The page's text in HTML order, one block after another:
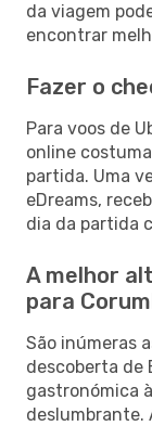
da viagem
encontrar
Fazer o
Para voos de
online
partida. Uma
eDreams,
dia da partida
A melhor
para
São inúmeras
descoberta de
gastronómica
deslumbrante.